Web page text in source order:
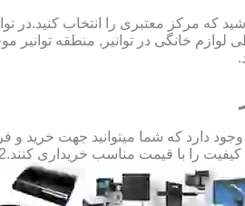
که مرکز معتبری را انتخاب کنید.در
خانگی در توانیر, منطقه
دارد که شما میتوانید جهت خرید
خریداری کنند.09123069612 آقای میثم افسری